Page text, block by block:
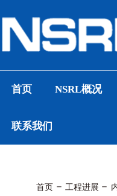
首页 NSRL概况
联系我们
首页 工程进展